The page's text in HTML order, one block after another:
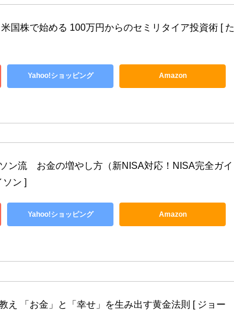
国株で始める 100万円からのセミリタイア投資術 [ た
Yahoo!ショッピング Amazon
ン流　お金の増やし方（新NISA対応！NISA完全ガイ
ソン ]
Yahoo!ショッピング Amazon
え 「お金」と「幸せ」を生み出す黄金法則 [ ジョー